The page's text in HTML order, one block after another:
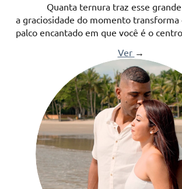
Quanta ternura traz esse
a graciosidade do momento transforma
palco encantado em que você é o
Ver →